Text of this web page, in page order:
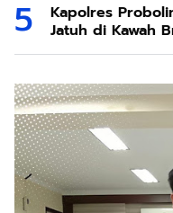
Kapolres
Jatuh di Kawah